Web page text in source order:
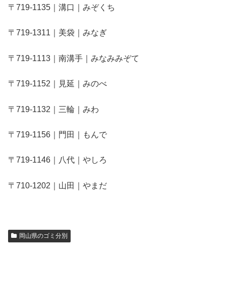
〒719-1135｜溝口｜みぞくち
〒719-1311｜美袋｜みなぎ
〒719-1113｜南溝手｜みなみみぞて
〒719-1152｜見延｜みのべ
〒719-1132｜三輪｜みわ
〒719-1156｜門田｜もんで
〒719-1146｜八代｜やしろ
〒710-1202｜山田｜やまだ
岡山県のゴミ分別